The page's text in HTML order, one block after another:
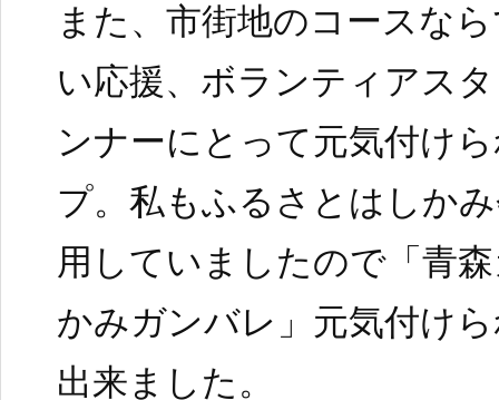
また、市街地のコースな
い応援、ボランティアス
ンナーにとって元気付け
プ。私もふるさとはしか
用していましたので「青
かみガンバレ」元気付け
出来ました。